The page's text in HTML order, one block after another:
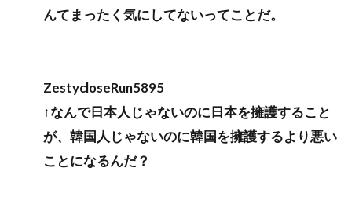
んてまったく気にしてないってことだ。
ZestycloseRun5895
↑なんで日本人じゃないのに日本を擁護すること
が、韓国人じゃないのに韓国を擁護するより悪い
ことになるんだ？